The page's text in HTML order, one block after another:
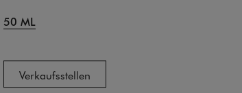
50 ML
Verkaufsstellen